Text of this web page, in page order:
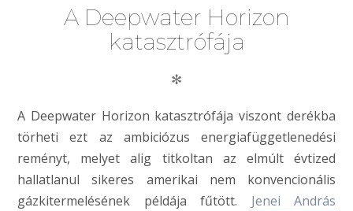
A Deepwater Horizon
katasztrófája
✻
A Deepwater Horizon katasztrófája viszont derékba
törheti ezt az ambiciózus energiafüggetlenedési
reményt, melyet alig titkoltan az elmúlt évtized
hallatlanul sikeres amerikai nem konvencionális
gázkitermelésének példája fűtött. Jenei András